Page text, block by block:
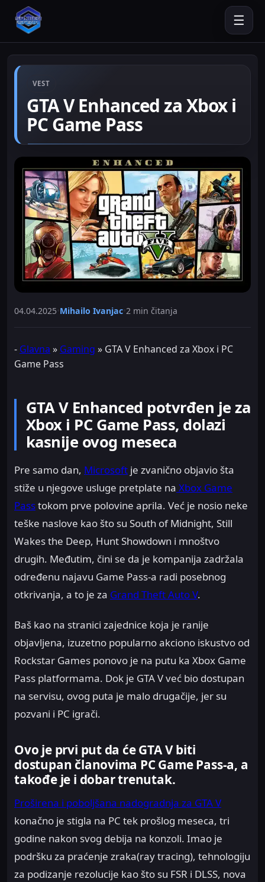
☰
VEST
GTA V Enhanced za Xbox i
PC Game Pass
04.04.2025 Mihailo Ivanjac 2 min čitanja
- Glavna » Gaming » GTA V Enhanced za Xbox i PC
Game Pass
GTA V Enhanced potvrđen je za
Xbox i PC Game Pass, dolazi
kasnije ovog meseca
Pre samo dan, Microsoft je zvanično objavio šta
stiže u njegove usluge pretplate na Xbox Game
Passtokom prve polovine aprila. Već je nosio neke
teške naslove kao što su South of Midnight, Still
Wakes the Deep, Hunt Showdown i mnoštvo
drugih. Međutim, čini se da je kompanija zadržala
određenu najavu Game Pass-a radi posebnog
otkrivanja, a to je za Grand Theft Auto V.
Baš kao na stranici zajednice koja je ranije
objavljena, izuzetno popularno akciono iskustvo od
Rockstar Games ponovo je na putu ka Xbox Game
Pass platformama. Dok je GTA V već bio dostupan
na servisu, ovog puta je malo drugačije, jer su
pozvani i PC igrači.
Ovo je prvi put da će GTA V biti
dostupan članovima PC Game Pass-a, a
takođe je i dobar trenutak.
Proširena i poboljšana nadogradnja za GTA V
konačno je stigla na PC tek prošlog meseca, tri
godine nakon svog debija na konzoli. Imao je
podršku za praćenje zraka(ray tracing), tehnologiju
za podizanje rezolucije kao što su FSR i DLSS, nova